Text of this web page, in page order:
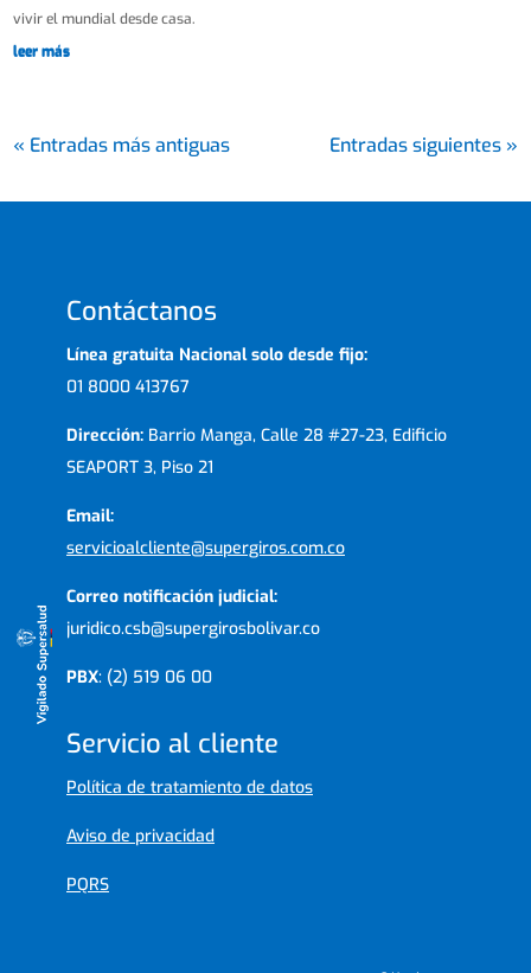
vivir el mundial desde casa.
leer más
« Entradas más antiguas Entradas siguientes »
Contáctanos
Línea gratuita Nacional solo desde fijo:
01 8000 413767
Dirección: Barrio Manga, Calle 28 #27-23, Edificio
SEAPORT 3, Piso 21
Email:
servicioalcliente@supergiros.com.co
Correo notificación judicial:
juridico.csb@supergirosbolivar.co
PBX: (2) 519 06 00
Servicio al cliente
Política de tratamiento de datos
Aviso de privacidad
PQRS